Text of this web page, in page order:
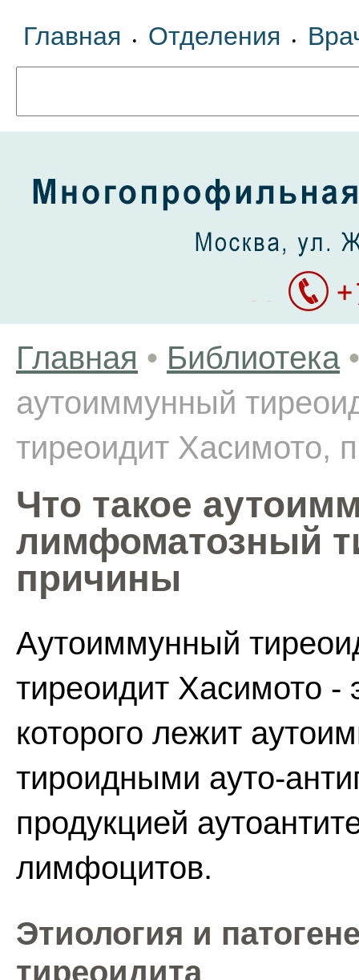
Главная • Отделения •
Главная • Библиотека •
аутоиммунный
тиреоидит Хасимото,
Что такое
лимфоматозный
причины
Аутоиммунный
тиреоидит Хасимото -
которого лежит
тироидными ауто-
продукцией
лимфоцитов.
Этиология и
тиреоидита